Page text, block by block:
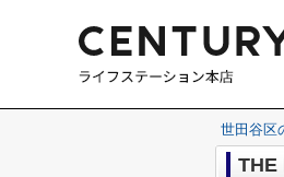
世田谷区
THE